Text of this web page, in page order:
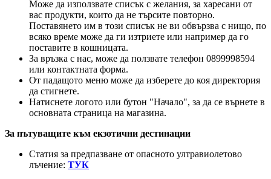
Може да използвате списък с желания, за харесани от
вас продукти, които да не търсите повторно.
Поставянето им в този списък не ви обвързва с нищо, по
всяко време може да ги изтриете или например да го
поставите в кошницата.
За връзка с нас, може да ползвате телефон 0899998594
или контактната форма.
От падащото меню може да изберете до коя директория
да стигнете.
Натиснете логото или бутон "Начало", за да се върнете в
основната страница на магазина.
За пътуващите към екзотични дестинации
Статия за предпазване от опасното ултравиолетово
лъчение: ТУК